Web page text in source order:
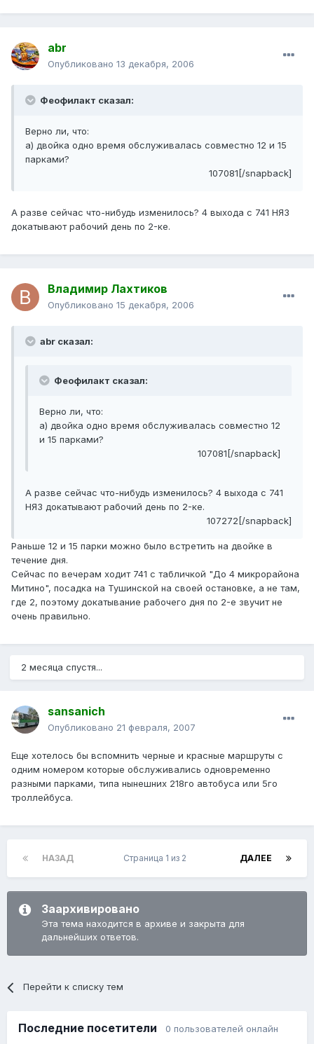
abr
Опубликовано 13 декабря, 2006
Феофилакт сказал:
Верно ли, что:
а) двойка одно время обслуживалась совместно 12 и 15
парками?
107081[/snapback]
А разве сейчас что-нибудь изменилось? 4 выхода с 741 НЯЗ
докатывают рабочий день по 2-ке.
Владимир Лахтиков
Опубликовано 15 декабря, 2006
abr сказал:
Феофилакт сказал:
Верно ли, что:
а) двойка одно время обслуживалась совместно 12
и 15 парками?
107081[/snapback]
А разве сейчас что-нибудь изменилось? 4 выхода с 741
НЯЗ докатывают рабочий день по 2-ке.
107272[/snapback]
Раньше 12 и 15 парки можно было встретить на двойке в
течение дня.
Сейчас по вечерам ходит 741 с табличкой "До 4 микрорайона
Митино", посадка на Тушинской на своей остановке, а не там,
где 2, поэтому докатывание рабочего дня по 2-е звучит не
очень правильно.
2 месяца спустя...
sansanich
Опубликовано 21 февраля, 2007
Еще хотелось бы вспомнить черные и красные маршруты с
одним номером которые обслуживались одновременно
разными парками, типа нынешних 218го автобуса или 5го
троллейбуса.
НАЗАД ДАЛЕЕ
Страница 1 из 2
Заархивировано
Эта тема находится в архиве и закрыта для
дальнейших ответов.
Перейти к списку тем
Последние посетители 0 пользователей онлайн